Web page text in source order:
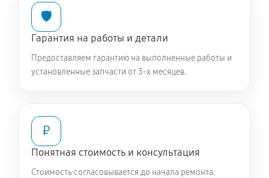
🛡️
Гарантия на работы и детали
Предоставляем гарантию на выполненные работы и
установленные запчасти от 3-х месяцев.
₽
Понятная стоимость и консультация
Стоимость согласовывается до начала ремонта.